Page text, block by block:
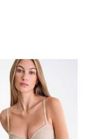
prsni obseg. Šiviljski
čez hrbet v višini
čez prsi, v višini bradavic
med prsmi. V razdelku 2.
katera globina
meri (A, B …) – iščite v
ste ga določili s